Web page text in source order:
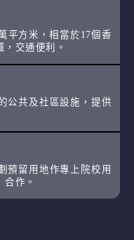
平方米，相當於17個香
交通便利。
公共及社區設施，提供
預留用地作專上院校用
作。